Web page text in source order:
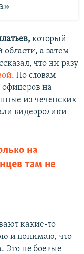
который
области, а затем
что ни разу
. По словам
офицеров на
из чеченских
видеоролики
на
там не
какие-то
и понимаю, что
Это не боевые